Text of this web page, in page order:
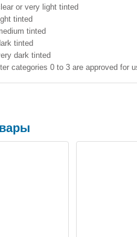
or very light tinted
tinted
tinted
tinted
dark tinted
categories 0 to 3 are approved for